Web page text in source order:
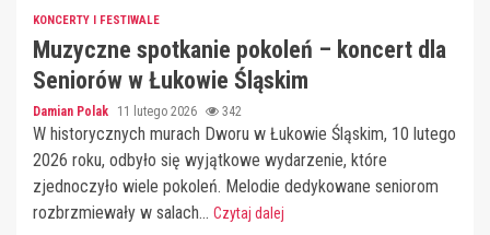
KONCERTY I FESTIWALE
Muzyczne spotkanie pokoleń – koncert dla
Seniorów w Łukowie Śląskim
Damian Polak 11 lutego 2026 342
W historycznych murach Dworu w Łukowie Śląskim, 10 lutego
2026 roku, odbyło się wyjątkowe wydarzenie, które
zjednoczyło wiele pokoleń. Melodie dedykowane seniorom
rozbrzmiewały w salach... Czytaj dalej